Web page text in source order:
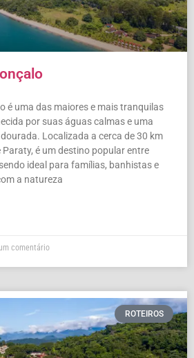
é uma das maiores e mais tranquilas
por suas águas calmas e uma
Localizada a cerca de 30 km
é um destino popular entre
ideal para famílias, banhistas e
a natureza
comentário
ROTEIROS